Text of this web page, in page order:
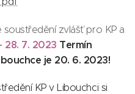
zvlášť pro KP a
28. 7. 2023 Termín
je 20. 6. 2023!
KP v Libouchci si